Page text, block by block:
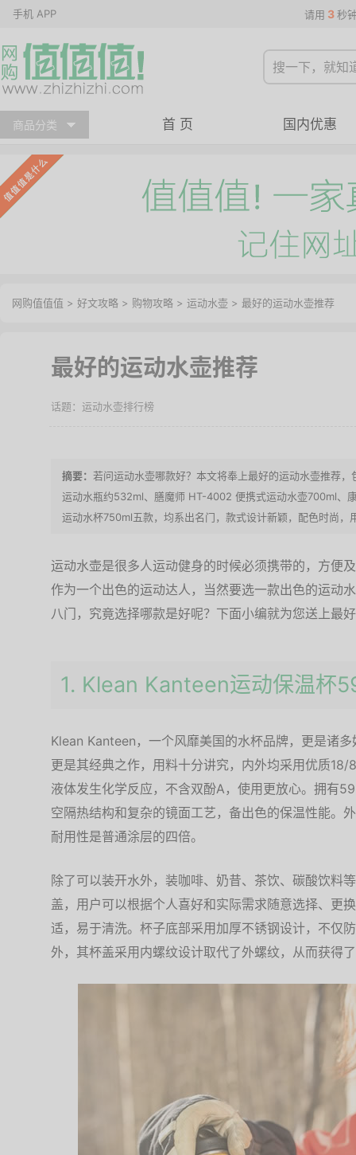
手机 APP 请用 3 秒
商品分类 首 页 国内优惠
网购值值值 > 好文攻略 > 购物攻略 > 运动水壶 > 最好的运动水壶推荐
最好的运动水壶推荐
运动水壶排行榜
若问运动水壶哪款好？本文将奉上最好的运动水壶推荐
运动水瓶约532ml、膳魔师 HT-4002 便携式运动水壶700ml、
运动水杯750ml五款，均系出名门，款式设计新颖，配色时尚，
运动水壶是很多人运动健身的时候必须携带的，方便
作为一个出色的运动达人，当然要选一款出色的运动
八门，究竟选择哪款是好呢？下面小编就为您送上最
1. Klean Kanteen运动保温杯
Klean Kanteen，一个风靡美国的水杯品牌，更是诸
更是其经典之作，用料十分讲究，内外均采用优质
液体发生化学反应，不含双酚A，使用更放心。拥有
空隔热结构和复杂的镜面工艺，备出色的保温性能。
耐用性是普通涂层的四倍。
除了可以装开水外，装咖啡、奶昔、茶饮、碳酸饮料
盖，用户可以根据个人喜好和实际需求随意选择、更
适，易于清洗。杯子底部采用加厚不锈钢设计，不仅
外，其杯盖采用内螺纹设计取代了外螺纹，从而获得